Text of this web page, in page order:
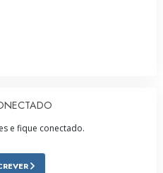
e fique conectado.